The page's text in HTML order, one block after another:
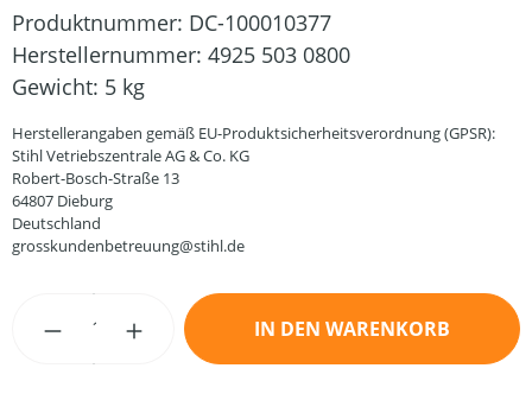
Produktnummer: DC-100010377
Herstellernummer: 4925 503 0800
Gewicht: 5 kg
Herstellerangaben gemäß EU-Produktsicherheitsverordnung (GPSR):
Stihl Vetriebszentrale AG & Co. KG
Robert-Bosch-Straße 13
64807 Dieburg
Deutschland
grosskundenbetreuung@stihl.de
Produkt Anzahl: Gib den gewünschten
IN DEN WARENKORB